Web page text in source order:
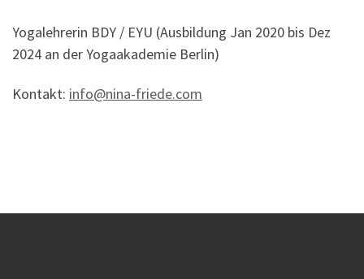
Yogalehrerin BDY / EYU (Ausbildung Jan 2020 bis Dez
2024 an der Yogaakademie Berlin)
Kontakt: info@nina-friede.com